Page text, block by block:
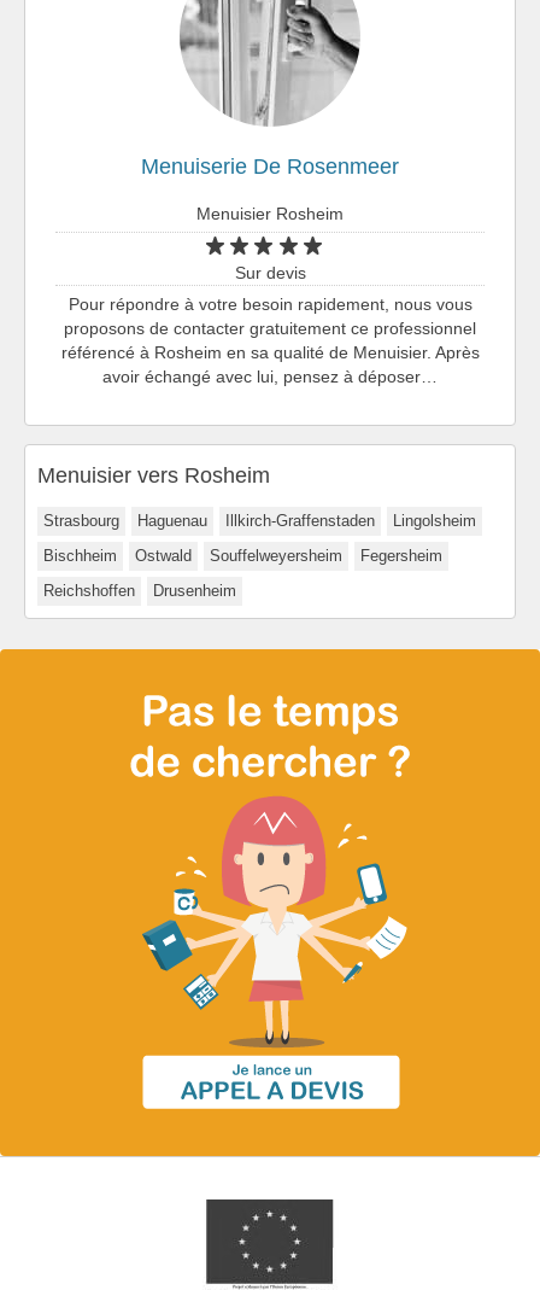
Menuiserie De Rosenmeer
Menuisier Rosheim
Sur devis
Pour répondre à votre besoin rapidement, nous vous
proposons de contacter gratuitement ce professionnel
référencé à Rosheim en sa qualité de Menuisier. Après
avoir échangé avec lui, pensez à déposer…
Menuisier vers Rosheim
Strasbourg Haguenau Illkirch-Graffenstaden
Lingolsheim
Bischheim
Ostwald Souffelweyersheim
Fegersheim
Reichshoffen
Drusenheim